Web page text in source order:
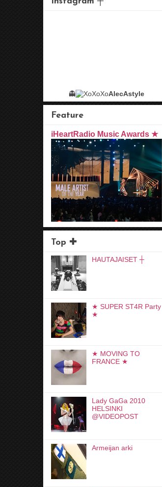
👻 AlecAstyle
Feature
iHeartRadio Music Awards ★
Top ✚
HAUTAJAISET ┼
★ SUPER ST4R Party
★
★ MOVING TO
FRANCE ★
Lady GaGa 2010
HELSINKI
@VIDEOPOST
Armeijan arki